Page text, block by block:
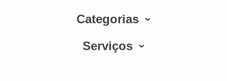
Categorias
Serviços